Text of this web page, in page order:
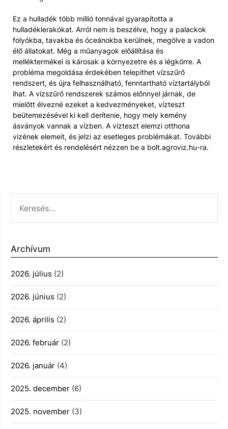
Ez a hulladék több millió tonnával gyarapította a
hulladéklerakókat. Arról nem is beszélve, hogy a palackok
folyókba, tavakba és óceánokba kerülnek, megölve a vadon
élő állatokat. Még a műanyagok előállítása és
melléktermékei is károsak a környezetre és a légkörre. A
probléma megoldása érdekében telepíthet vízszűrő
rendszert, és újra felhasználható, fenntartható víztartályból
ihat. A vízszűrő rendszerek számos előnnyel járnak, de
mielőtt élvezné ezeket a kedvezményeket, vízteszt
beütemezésével ki kell derítenie, hogy mely kemény
ásványok vannak a vízben. A vízteszt elemzi otthona
vizének elemeit, és jelzi az esetleges problémákat. További
részletekért és rendelésért nézzen be a bolt.agroviz.hu-ra.
Archívum
2026. július (2)
2026. június (2)
2026. április (2)
2026. február (2)
2026. január (4)
2025. december (6)
2025. november (3)